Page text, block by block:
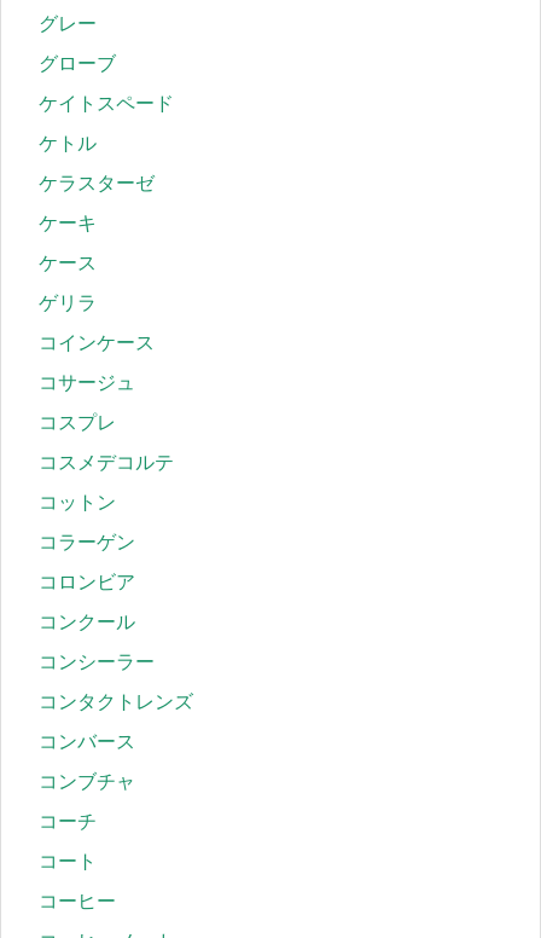
グレー
グローブ
ケイトスペード
ケトル
ケラスターゼ
ケーキ
ケース
ゲリラ
コインケース
コサージュ
コスプレ
コスメデコルテ
コットン
コラーゲン
コロンビア
コンクール
コンシーラー
コンタクトレンズ
コンバース
コンブチャ
コーチ
コート
コーヒー